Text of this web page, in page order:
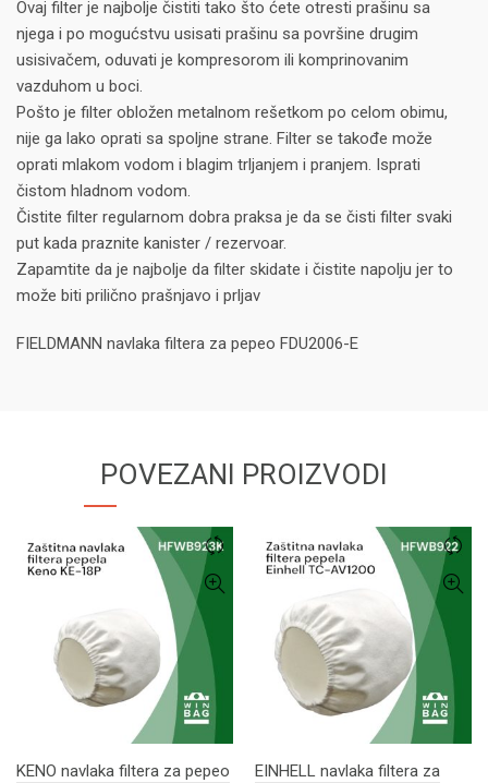
Ovaj filter je najbolje čistiti tako što ćete otresti prašinu sa
njega i po mogućstvu usisati prašinu sa površine drugim
usisivačem, oduvati je kompresorom ili komprinovanim
vazduhom u boci.
Pošto je filter obložen metalnom rešetkom po celom obimu,
nije ga lako oprati sa spoljne strane. Filter se takođe može
oprati mlakom vodom i blagim trljanjem i pranjem. Isprati
čistom hladnom vodom.
Čistite filter regularnom dobra praksa je da se čisti filter svaki
put kada praznite kanister / rezervoar.
Zapamtite da je najbolje da filter skidate i čistite napolju jer to
može biti prilično prašnjavo i prljav
FIELDMANN navlaka filtera za pepeo FDU2006-E
POVEZANI PROIZVODI
KENO navlaka filtera za pepeo
EINHELL navlaka filtera za